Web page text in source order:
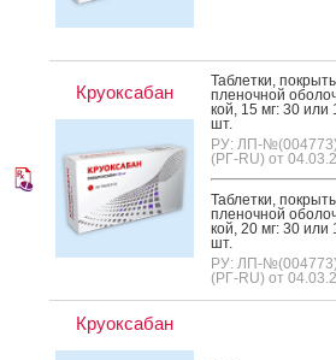
Круоксабан
Таб­летки,
пле­ноч­ной
кой, 15 мг: 30 или
шт.
РУ: ЛП-
(РГ-RU) от
Таб­летки,
пле­ноч­ной
кой, 20 мг: 30 или
шт.
РУ: ЛП-
(РГ-RU) от
Круоксабан